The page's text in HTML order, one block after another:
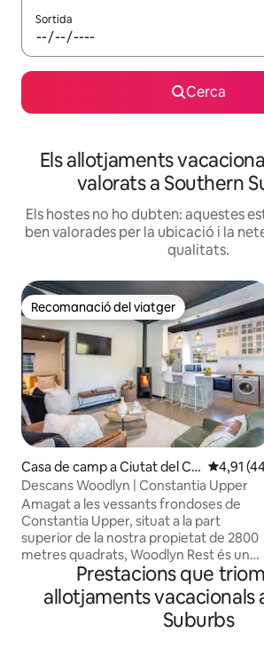
Sortida
Cerca
Els allotjaments
valorats a Southern
Els hostes no ho dubten: aquestes
ben valorades per la ubicació i la
qualitats.
Recomanació del viatger
Recomanació del viatger
Casa de camp a Ciutat del Ca
p
4,91 de
4,91
Descans Woodlyn | Constantia Upper
Amagat a les vessants frondoses de
Constantia Upper, situat a la part
superior de la nostra propietat de 2800
metres quadrats, Woodlyn Rest és un
allotjament tranquil de 2 dormitoris
envoltat d'arbres alts i aire de muntanya.
Amb l'encant d'una granja, però
i modern. El dormitori principal té un llit
Prestacions que
allotjaments vacacionals
Suburbs